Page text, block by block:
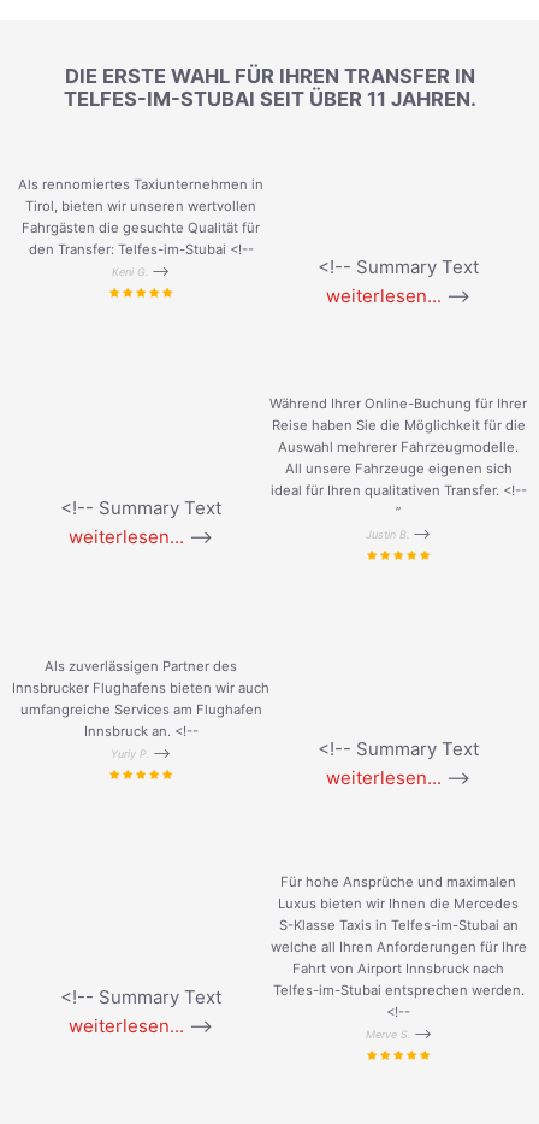
DIE ERSTE WAHL FÜR IHREN TRANSFER IN
TELFES-IM-STUBAI SEIT ÜBER 11 JAHREN.
Als rennomiertes Taxiunternehmen in
Tirol, bieten wir unseren wertvollen
Fahrgästen die gesuchte Qualität für
den Transfer: Telfes-im-Stubai <!--
Keni G. -->
<!-- Summary Text
weiterlesen... -->
<!-- Summary Text
weiterlesen... -->
Während Ihrer Online-Buchung für Ihrer
Reise haben Sie die Möglichkeit für die
Auswahl mehrerer Fahrzeugmodelle.
All unsere Fahrzeuge eigenen sich
ideal für Ihren qualitativen Transfer. <!--
”
Justin B. -->
Als zuverlässigen Partner des
Innsbrucker Flughafens bieten wir auch
umfangreiche Services am Flughafen
Innsbruck an. <!--
Yuriy P. -->
<!-- Summary Text
weiterlesen... -->
<!-- Summary Text
weiterlesen... -->
Für hohe Ansprüche und maximalen
Luxus bieten wir Ihnen die Mercedes
S-Klasse Taxis in Telfes-im-Stubai an
welche all Ihren Anforderungen für Ihre
Fahrt von Airport Innsbruck nach
Telfes-im-Stubai entsprechen werden.
<!--
Merve S. -->